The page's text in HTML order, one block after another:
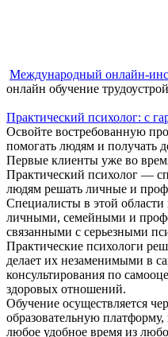
Международный онлайн-
онлайн обучение
Практический психолог: с
Освойте востребованную
помогать людям и получать
Первые клиенты уже во
Практический психолог —
людям решать личные и
Специалисты в этой
личными, семейными и
связанными с серьезными
Практические психологи
делает их незаменимыми в
консультирования по
здоровых отношений.
Обучение осуществляется
образовательную платформу,
любое удобное время из